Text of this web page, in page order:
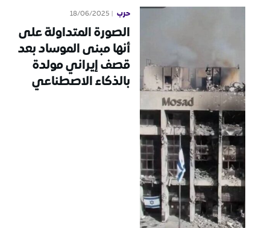
حرب 18/06/2025
الصورة المتداولة على
أنها مبنى الموساد بعد
قصف إيراني مولدة
بالذكاء الاصطناعي